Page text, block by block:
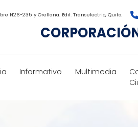
N26-235 y Orellana. Edif. Transelectric, Quito.
Informativo Multimedia